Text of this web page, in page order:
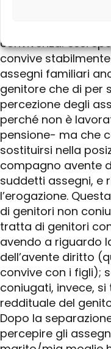
raggiungano un
legislativo cui il
convivenza: essi
convive
assegni familiari
genitore che di per
percezione degli
perché non è
pensione- ma che
sostituirsi nella
compagno avente
suddetti assegni, e
l’erogazione.
di genitori non
tratta di genitori
avendo a riguardo
dell’avente diritto
convive con i figli);
coniugati, invece,
reddituale del
Dopo la
percepire gli